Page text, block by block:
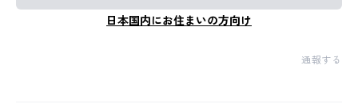
日本国内にお住まいの方向け
通報する